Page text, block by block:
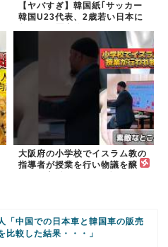
【ヤバすぎ】韓国紙｢サッカー
韓国U23代表、2歳若い日本に
大阪府の小学校でイスラム教の
指導者が授業を行い物議を醸
「中国での日本車と韓国車の販売
比較した結果・・・」